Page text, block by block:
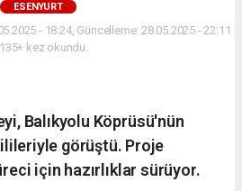
ESENYURT
- 18:24, Güncelleme: 28.05.2025 - 22:11
kez okundu.
Balıkyolu Köprüsü'nün
görüştü. Proje
için hazırlıklar sürüyor.